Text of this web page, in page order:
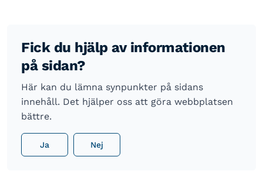
Fick du hjälp av informationen
på sidan?
Här kan du lämna synpunkter på sidans
innehåll. Det hjälper oss att göra webbplatsen
bättre.
Ja Nej